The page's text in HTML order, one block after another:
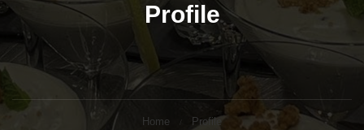
Profile
Home Profile